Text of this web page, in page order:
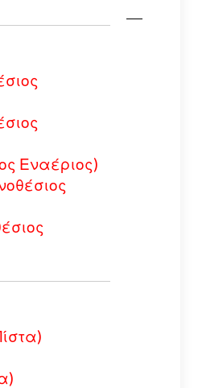
Εναέριος)